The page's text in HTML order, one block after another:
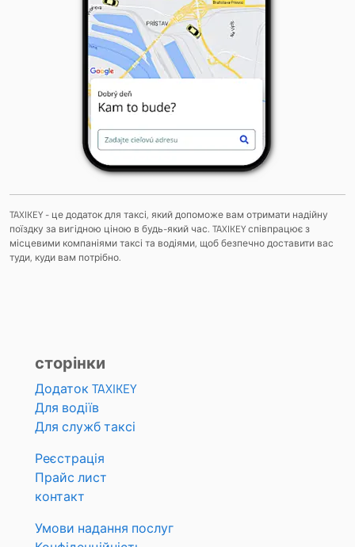
TAXIKEY - це додаток для таксі, який допоможе вам отримати надійну
поїздку за вигідною ціною в будь-який час. TAXIKEY співпрацює з
місцевими компаніями таксі та водіями, щоб безпечно доставити вас
туди, куди вам потрібно.
сторінки
Додаток TAXIKEY
Для водіїв
Для служб таксі
Реєстрація
Прайс лист
контакт
Умови надання послуг